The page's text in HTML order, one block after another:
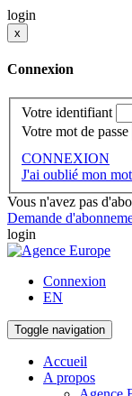
login
x
Connexion
Votre identifiant
Votre mot de passe
CONNEXION
J'ai oublié mon
Vous n'avez pas
Demande
login
Connexion
EN
Toggle navigation
Accueil
A propos